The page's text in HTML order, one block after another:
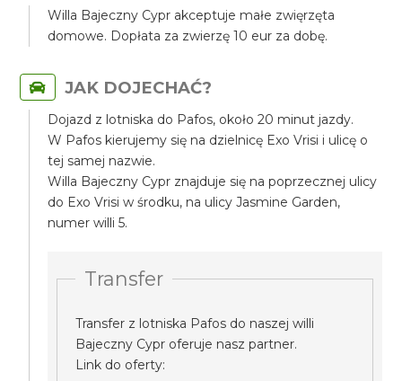
Willa Bajeczny Cypr akceptuje małe zwięrzęta
domowe. Dopłata za zwierzę 10 eur za dobę.
JAK DOJECHAĆ?
Dojazd z lotniska do Pafos, około 20 minut jazdy.
W Pafos kierujemy się na dzielnicę Exo Vrisi i ulicę o
tej samej nazwie.
Willa Bajeczny Cypr znajduje się na poprzecznej ulicy
do Exo Vrisi w środku, na ulicy Jasmine Garden,
numer willi 5.
Transfer
Transfer z lotniska Pafos do naszej willi
Bajeczny Cypr oferuje nasz partner.
Link do oferty: